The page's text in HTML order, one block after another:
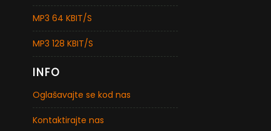
MP3 64 KBIT/S
MP3 128 KBIT/S
INFO
Oglašavajte se kod nas
Kontaktirajte nas